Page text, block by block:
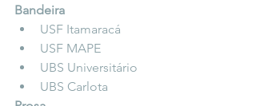
Bandeira
USF Itamaracá
USF MAPE
UBS Universitário
UBS Carlota